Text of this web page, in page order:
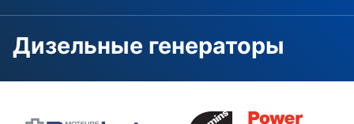
Дизельные генераторы